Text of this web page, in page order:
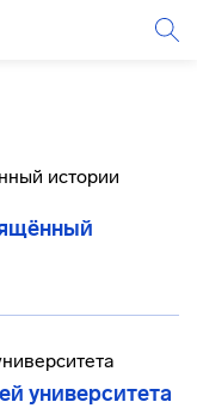
университета